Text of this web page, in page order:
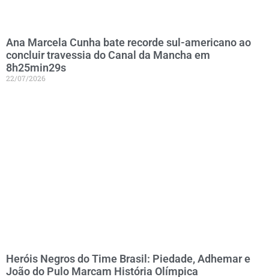
Ana Marcela Cunha bate recorde sul-americano ao
concluir travessia do Canal da Mancha em
8h25min29s
22/07/2026
Heróis Negros do Time Brasil: Piedade, Adhemar e
João do Pulo Marcam História Olímpica